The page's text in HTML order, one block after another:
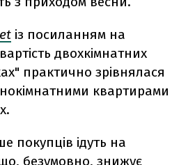
із посиланням на
двохкімнатних
практично зрівнялася
квартирами
покупців ідуть на
безумовно, знижує